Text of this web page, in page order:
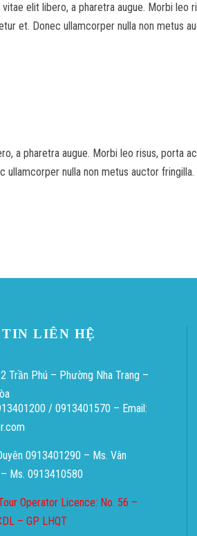
elit libero, a pharetra augue. Morbi
et. Donec ullamcorper nulla non metus
a pharetra augue. Morbi leo risus, porta
nulla non metus auctor fringilla.
LIÊN HỆ
Trần Phú – Phường Nha Trang –
/ 0913401570 – Email:
0913401290 – Ms. Vân
Ms. 0913410580
Operator Licence: No. 56 –
– GP LHQT